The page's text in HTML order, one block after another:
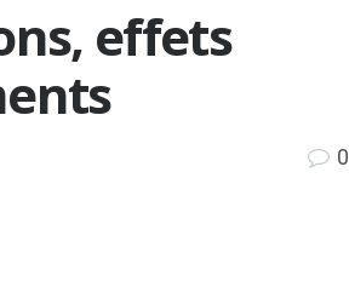
effets
0